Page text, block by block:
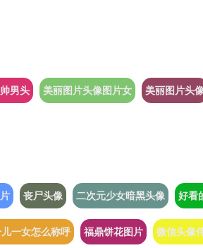
男头 美丽图片头像图片女 美丽图片头
丧尸头像 二次元少女暗黑头像 好看
一女怎么称呼 福鼎饼花图片 微信头像